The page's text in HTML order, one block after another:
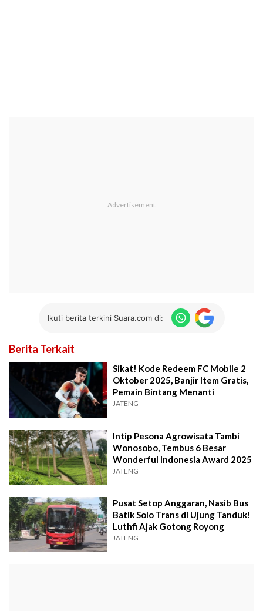
Ikuti berita terkini Suara.com di:
Berita Terkait
Sikat! Kode Redeem FC Mobile 2
Oktober 2025, Banjir Item Gratis,
Pemain Bintang Menanti
JATENG
Intip Pesona Agrowisata Tambi
Wonosobo, Tembus 6 Besar
Wonderful Indonesia Award 2025
JATENG
Pusat Setop Anggaran, Nasib Bus
Batik Solo Trans di Ujung Tanduk!
Luthfi Ajak Gotong Royong
JATENG